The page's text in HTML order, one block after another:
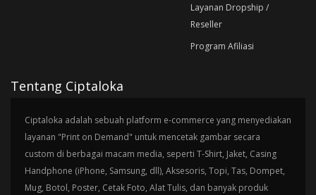
Layanan Dropship /
Reseller
Program Afiliasi
Tentang Ciptaloka
Ciptaloka adalah sebuah platform e-commerce yang menyediakan
layanan "Print on Demand" untuk mencetak gambar secara
custom di berbagai macam media, seperti T-Shirt, Jaket, Casing
Handphone (iPhone, Samsung, dll), Aksesoris, Topi, Tas, Dompet,
Mug, Botol, Poster, Cetak Foto, Alat Tulis, dan banyak produk